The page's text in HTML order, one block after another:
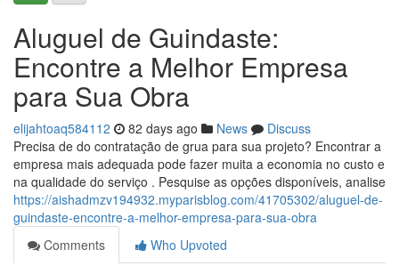
Aluguel de Guindaste:
Encontre a Melhor Empresa
para Sua Obra
elijahtoaq584112 82 days ago News
Discuss
Precisa de do contratação de grua para sua projeto? Encontrar a
empresa mais adequada pode fazer muita a economia no custo e
na qualidade do serviço . Pesquise as opções disponíveis, analise
https://aishadmzv194932.myparisblog.com/41705302/aluguel-de-
guindaste-encontre-a-melhor-empresa-para-sua-obra
Comments
Who Upvoted